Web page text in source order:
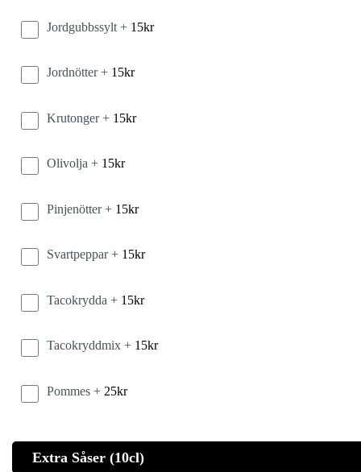
Jordgubbssylt + 15kr
Jordnötter + 15kr
Krutonger + 15kr
Olivolja + 15kr
Pinjenötter + 15kr
Svartpeppar + 15kr
Tacokrydda + 15kr
Tacokryddmix + 15kr
Pommes + 25kr
Extra Såser (10cl)